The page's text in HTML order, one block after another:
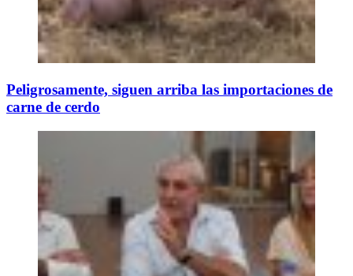
Peligrosamente, siguen arriba las importaciones de
carne de cerdo